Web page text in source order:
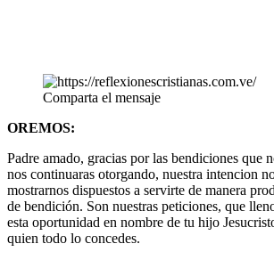
Comparta el mensaje
OREMOS:
Padre amado, gracias por las bendiciones que
nos continuaras otorgando, nuestra intencion
mostrarnos dispuestos a servirte de manera
de bendición. Son nuestras peticiones, que
esta oportunidad en nombre de tu hijo
quien todo lo concedes.